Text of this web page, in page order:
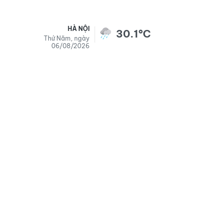
HÀ NỘI
Thứ Năm, ngày
06/08/2026
30.1°C